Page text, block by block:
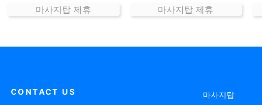
마사지탑 제휴 마사지탑 제휴
CONTACT US 마사지탑